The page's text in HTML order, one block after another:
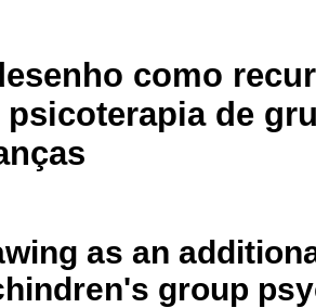
como
psicoterapia de
as an
group